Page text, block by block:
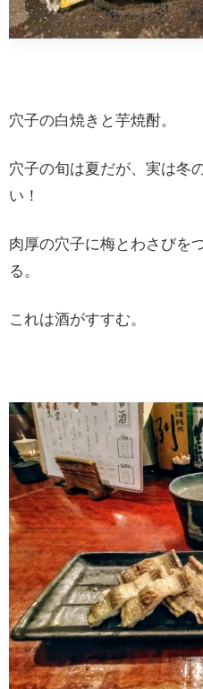
穴子の白焼きと芋焼酎。
穴子の旬は夏だが、実は冬
い！
肉厚の穴子に梅とわさびを
る。
これは酒がすすむ。